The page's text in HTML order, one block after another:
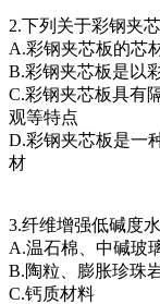
2.下列关于彩钢夹
A.彩钢夹芯板的芯
B.彩钢夹芯板是以
C.彩钢夹芯板具有
观等特点
D.彩钢夹芯板是一
材
3.纤维增强低碱度
A.温石棉、中碱玻
B.陶粒、膨胀珍珠
C.钙质材料